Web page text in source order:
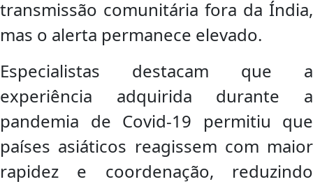
transmissão comunitária fora da Índia,
mas o alerta permanece elevado.
Especialistas destacam que a
experiência adquirida durante a
pandemia de Covid-19 permitiu que
países asiáticos reagissem com maior
rapidez e coordenação, reduzindo